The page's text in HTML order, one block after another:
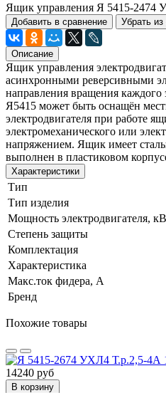
Ящик управления Я 5415-2474
Добавить в сравнение Убрать из
Описание
Ящик управления
асинхронными реверсивными
направления вращения
Я5415 может быть оснащён
электродвигателя при работе
электромеханического или
напряжением. Ящик имеет
выполнен в пластиковом
Характеристики
Тип
Тип изделия
Мощность электродвигателя,
Степень защиты
Комплектация
Характеристика
Макс.ток фидера, А
Бренд
Похожие товары
14240 руб
В корзину